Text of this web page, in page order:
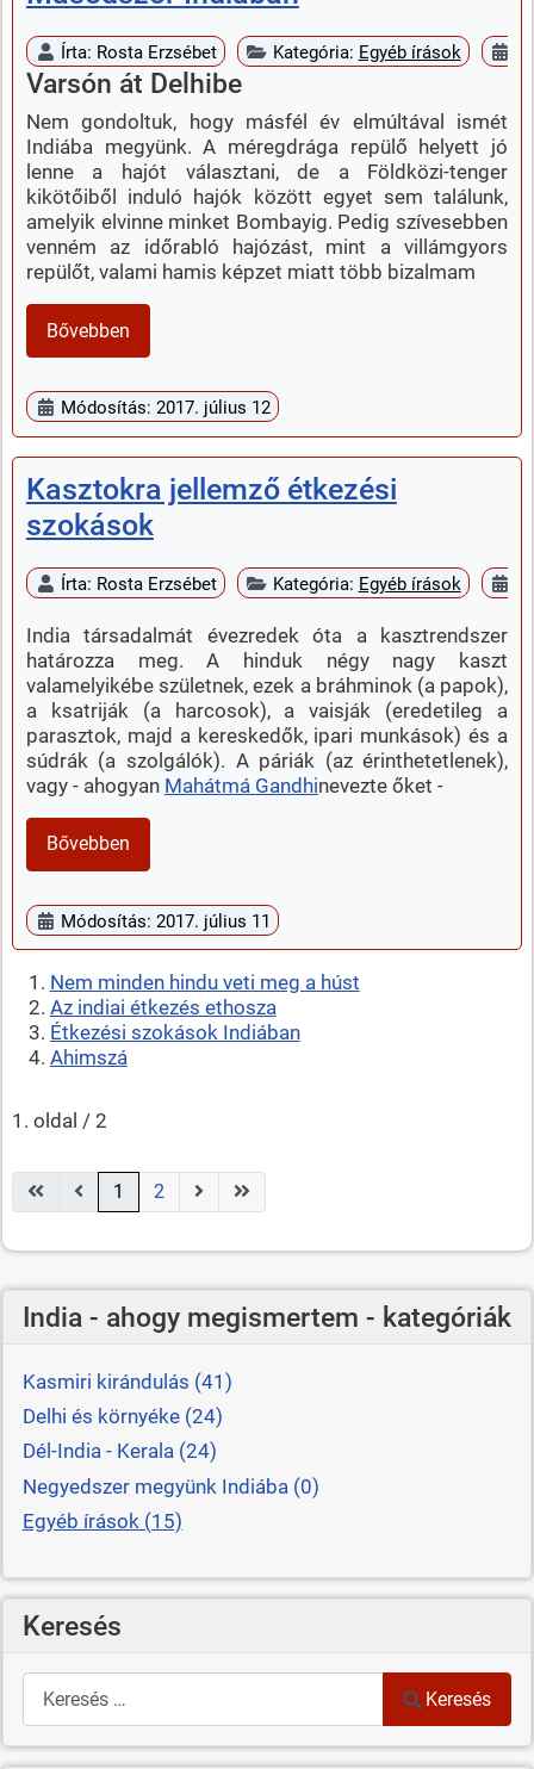
Írta: Rosta Erzsébet Kategória: Egyéb írások
Varsón át Delhibe
Nem gondoltuk, hogy másfél év elmúltával ismét
Indiába megyünk. A méregdrága repülő helyett jó
lenne a hajót választani, de a Földközi-tenger
kikötőiből induló hajók között egyet sem találunk,
amelyik elvinne minket Bombayig. Pedig szívesebben
venném az időrabló hajózást, mint a villámgyors
repülőt, valami hamis képzet miatt több bizalmam
Bővebben
Módosítás: 2017. július 12
Kasztokra jellemző étkezési
szokások
Írta: Rosta Erzsébet Kategória: Egyéb írások
India társadalmát évezredek óta a kasztrendszer
határozza meg. A hinduk négy nagy kaszt
valamelyikébe születnek, ezek a bráhminok (a papok),
a ksatriják (a harcosok), a vaisják (eredetileg a
parasztok, majd a kereskedők, ipari munkások) és a
súdrák (a szolgálók). A páriák (az érinthetetlenek),
vagy - ahogyan Mahátmá Gandhinevezte őket -
Bővebben
Módosítás: 2017. július 11
Nem minden hindu veti meg a húst
Az indiai étkezés ethosza
Étkezési szokások Indiában
Ahimszá
1. oldal / 2
1 2
India - ahogy megismertem - kategóriák
Kasmiri kirándulás (41)
Delhi és környéke (24)
Dél-India - Kerala (24)
Negyedszer megyünk Indiába (0)
Egyéb írások (15)
Keresés
Keresés
Keresés